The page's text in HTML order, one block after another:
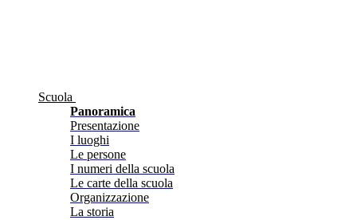
Scuola
Panoramica
Presentazione
I luoghi
Le persone
I numeri della scuola
Le carte della scuola
Organizzazione
La storia